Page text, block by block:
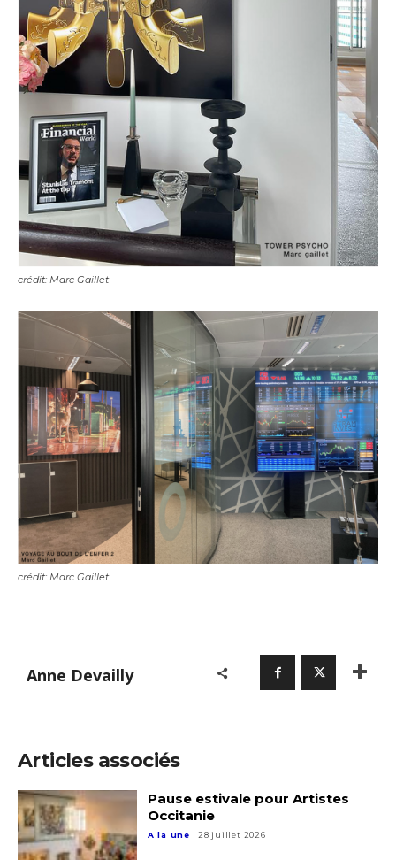
Adresse email*
Statut / Organisation
Adresse email*
crédit: Marc Gaillet
crédit: Marc Gaillet
Anne Devailly
Articles associés
Pause estivale pour Artistes
Occitanie
A la une 28 juillet 2026